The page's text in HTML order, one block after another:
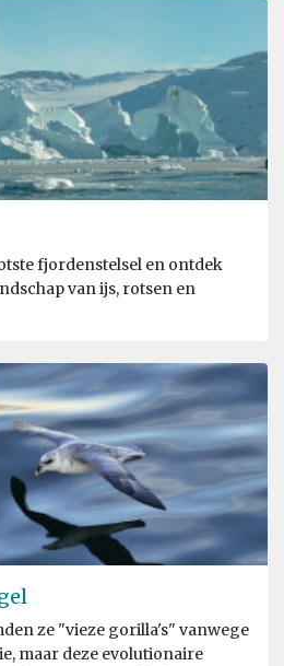
fjordenstelsel en ontdek
van ijs, rotsen en
ze "vieze gorilla's" vanwege
maar deze evolutionaire